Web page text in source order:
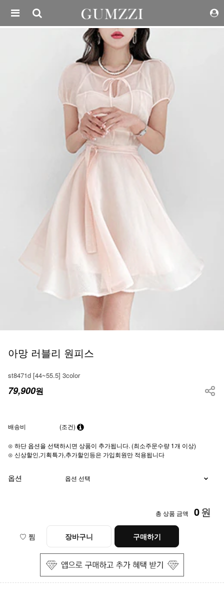
아망 러블리 원피스
st8471d [44~55.5] 3color
79,900원
배송비 (조건)
⊙ 하단 옵션을 선택하시면 상품이 추가됩니다. (최소주문수량 1개 이상)
⊙ 신상할인,기획특가,추가할인등은 가입회원만 적용됩니다
옵션
총 상품 금액 0원
♡ 찜 장바구니 구매하기